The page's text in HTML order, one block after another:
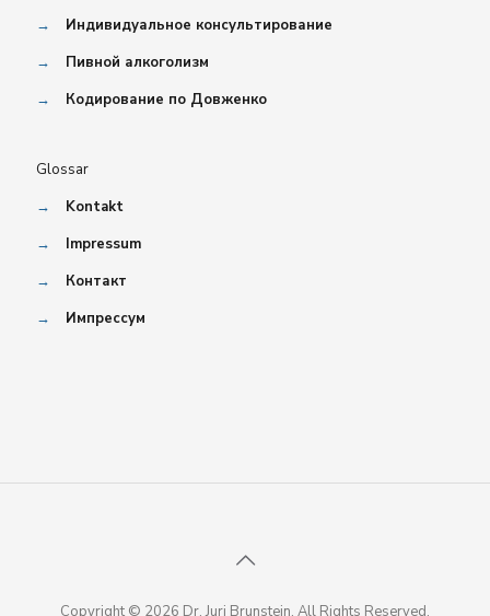
→
Индивидуальное консультирование
→
Пивной алкоголизм
→
Кодирование по Довженко
Glossar
→
Kontakt
→
Impressum
→
Контакт
→
Импрессум